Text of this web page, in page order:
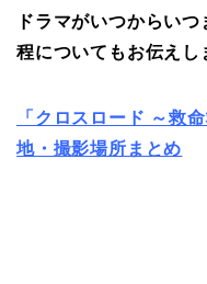
ドラマがいつからい
程についてもお伝えし
「クロスロード ～救
地・撮影場所まとめ